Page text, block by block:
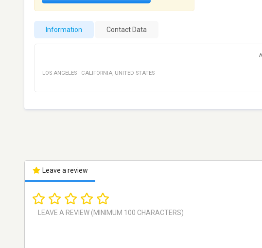
Information Contact Data
LOS ANGELES · CALIFORNIA, UNITED STATES
Leave a review